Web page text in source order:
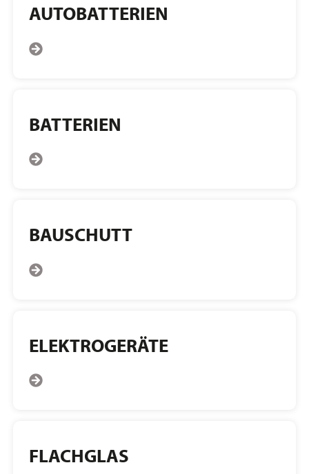
AUTOBATTERIEN
BATTERIEN
BAUSCHUTT
ELEKTROGERÄTE
FLACHGLAS